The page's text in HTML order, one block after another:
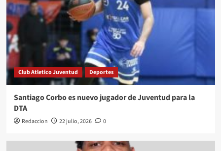
Club Atletico Juventud Deportes
Santiago Corbo es nuevo jugador de Juventud para la
DTA
Redaccion 22 julio, 2026 0